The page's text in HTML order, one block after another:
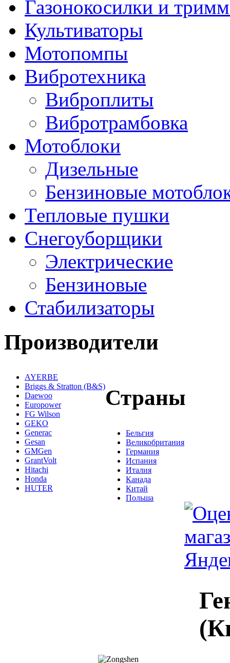
Газонокосилки и
Культиваторы
Мотопомпы
Вибротехника
Виброплиты
Вибротрамбовка
Мотоблоки
Дизельные
Бензиновые
Тепловые пушки
Снегоуборщики
Электрические
Бензиновые
Стабилизаторы
Производители
AYERBE
Briggs & Stratton (B&S)
Daewoo
Europower
FG Wilson
GEKO
Generac
Gesan
GMGen
GrantVolt
Hitachi
Honda
HUTER
Страны
Бельгия
Великобритания
Германия
Испания
Италия
Канада
Китай
Польша